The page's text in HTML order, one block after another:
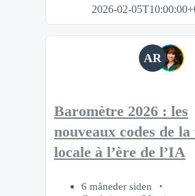
2026-02-
AR
Baromètre 2026 : les
nouveaux codes de
locale à l’ère de l’IA
6 måneder siden